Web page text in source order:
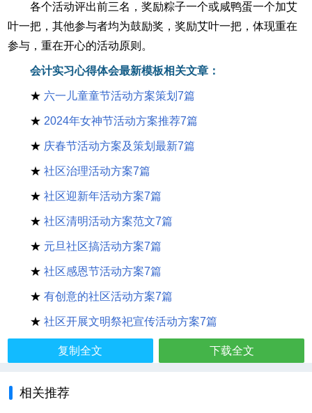
各个活动评出前三名，奖励粽子一个或咸鸭蛋一个加艾
叶一把，其他参与者均为鼓励奖，奖励艾叶一把，体现重在
参与，重在开心的活动原则。
会计实习心得体会最新模板相关文章：
★ 六一儿童童节活动方案策划7篇
★ 2024年女神节活动方案推荐7篇
★ 庆春节活动方案及策划最新7篇
★社区治理活动方案7篇
★社区迎新年活动方案7篇
★社区清明活动方案范文7篇
★ 元旦社区搞活动方案7篇
★社区感恩节活动方案7篇
★有创意的社区活动方案7篇
★社区开展文明祭祀宣传活动方案7篇
复制全文 下载全文
相关推荐